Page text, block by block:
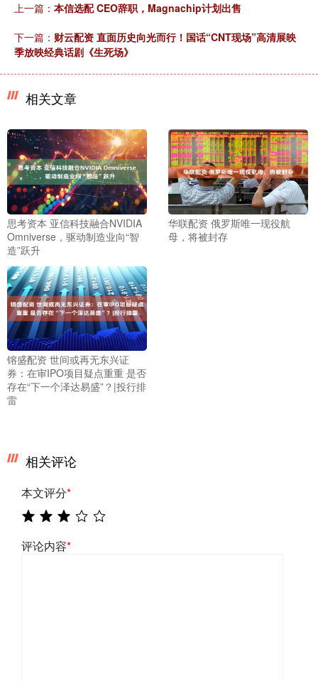
上一篇： 本信选配 CEO辞职，Magnachip计划出售
下一篇： 财云配资 直面历史向光而行！国话“CNT现场”高清展映
季放映经典话剧《生死场》
相关文章
思考资本 亚信科技融合NVIDIA
Omniverse，驱动制造业向“智
造”跃升
华联配资 俄罗斯唯一现役航
母，将被封存
镕盛配资 世间或再无东兴证
券：在审IPO项目疑点重重 是否
存在“下一个泽达易盛”？|投行排
雷
相关评论
本文评分*
评论内容*